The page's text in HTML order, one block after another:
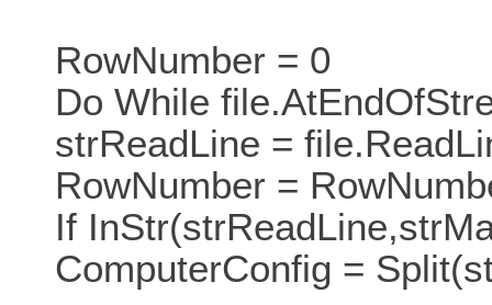
RowNumber = 0
Do While
strReadLine =
RowNumber =
If
ComputerConfig =